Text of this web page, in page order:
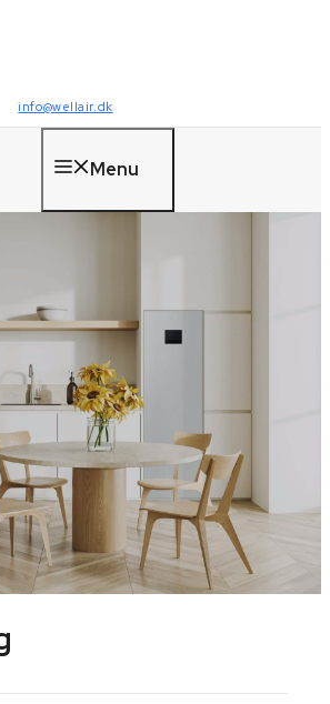
info@wellair.dk
Menu